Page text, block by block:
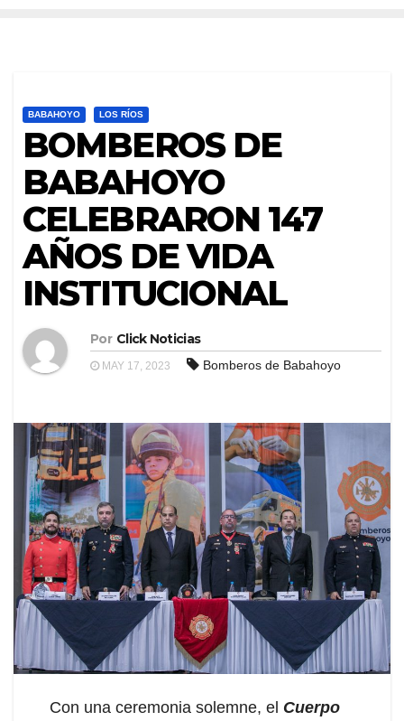
BABAHOYO LOS RÍOS
BOMBEROS DE
BABAHOYO
CELEBRARON 147
AÑOS DE VIDA
INSTITUCIONAL
Por Click Noticias
MAY 17, 2023 Bomberos de Babahoyo
Con una ceremonia solemne, el Cuerpo